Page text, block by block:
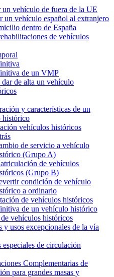
un vehículo de fuera de la UE
un vehículo español al extranjero
dentro de España
de vehículos
de un VMP
de alta un vehículo
y características de un
histórico
vehículos históricos
de servicio a vehículo
(Grupo A)
de vehículos
(Grupo B)
condición de vehículo
a ordinario
de vehículos históricos
de un vehículo histórico
vehículos históricos
y usos excepcionales de la vía
de circulación
Complementarias de
para grandes masas y